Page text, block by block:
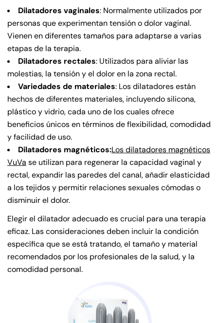
Dilatadores vaginales: Normalmente utilizados por
personas que experimentan tensión o dolor vaginal.
Vienen en diferentes tamaños para adaptarse a varias
etapas de la terapia.
Dilatadores rectales: Utilizados para aliviar las
molestias, la tensión y el dolor en la zona rectal.
Variedades de materiales: Los dilatadores están
hechos de diferentes materiales, incluyendo silicona,
plástico y vidrio, cada uno de los cuales ofrece
beneficios únicos en términos de flexibilidad, comodidad
y facilidad de uso.
Dilatadores magnéticos:Los dilatadores magnéticos
VuVa se utilizan para regenerar la capacidad vaginal y
rectal, expandir las paredes del canal, añadir elasticidad
a los tejidos y permitir relaciones sexuales cómodas o
disminuir el dolor.
Elegir el dilatador adecuado es crucial para una terapia
eficaz. Las consideraciones deben incluir la condición
específica que se está tratando, el tamaño y material
recomendados por los profesionales de la salud, y la
comodidad personal.